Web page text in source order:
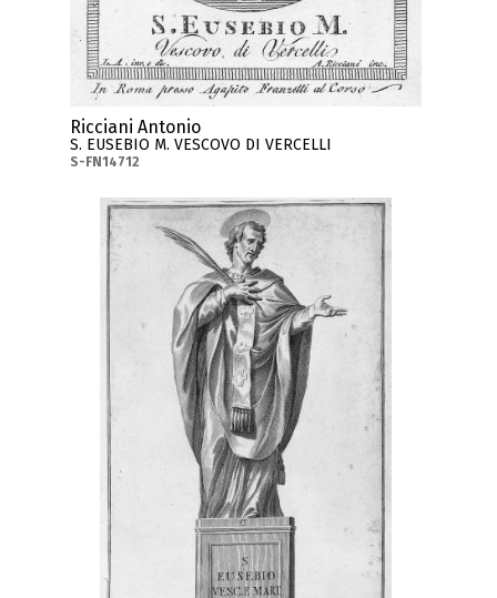
Ricciani Antonio
S. EUSEBIO M. VESCOVO DI VERCELLI
S-FN14712